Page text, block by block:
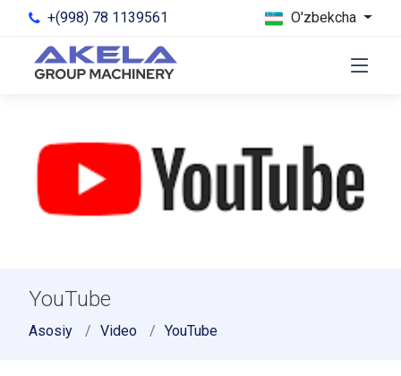
+(998) 78 1139561 O'zbekcha
YouTube
Asosiy Video YouTube